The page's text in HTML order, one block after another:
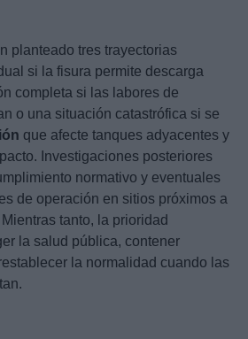
planteado tres trayectorias
si la fisura permite descarga
completa si las labores de
o una situación catastrófica si se
que afecte tanques adyacentes y
Investigaciones posteriores
normativo y eventuales
de operación en sitios próximos a
tanto, la prioridad
la salud pública, contener
la normalidad cuando las